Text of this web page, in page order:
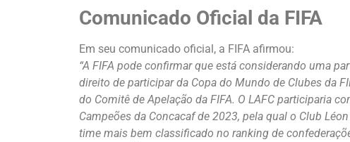
Comunicado Oficial da FIFA
Em seu comunicado oficial, a FIFA afirmou:
“A FIFA pode confirmar que está considerando uma
direito de participar da Copa do Mundo de Clubes da
do Comitê de Apelação da FIFA. O LAFC participaria
Campeões da Concacaf de 2023, pela qual o Club
time mais bem classificado no ranking de